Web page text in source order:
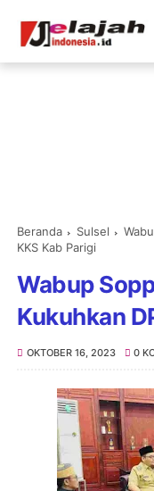
Beranda Sulsel
KKS Kab Parigi
Wabup
Kukuhkan
OKTOBER 16, 2023 0